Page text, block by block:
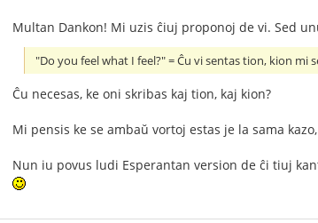
Multan Dankon! Mi uzis ĉiuj proponoj de vi. Sed
"Do you feel what I feel?" = Ĉu vi sentas tion, kion mi
Ĉu necesas, ke oni skribas kaj tion, kaj kion?
Mi pensis ke se ambaŭ vortoj estas je la sama
Nun iu povus ludi Esperantan version de ĉi tiuj